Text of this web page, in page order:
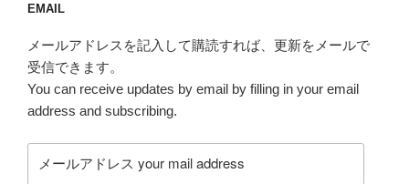
EMAIL
メールアドレスを記入して購読すれば、更新をメールで
受信できます。
You can receive updates by email by filling in your email
address and subscribing.
ー